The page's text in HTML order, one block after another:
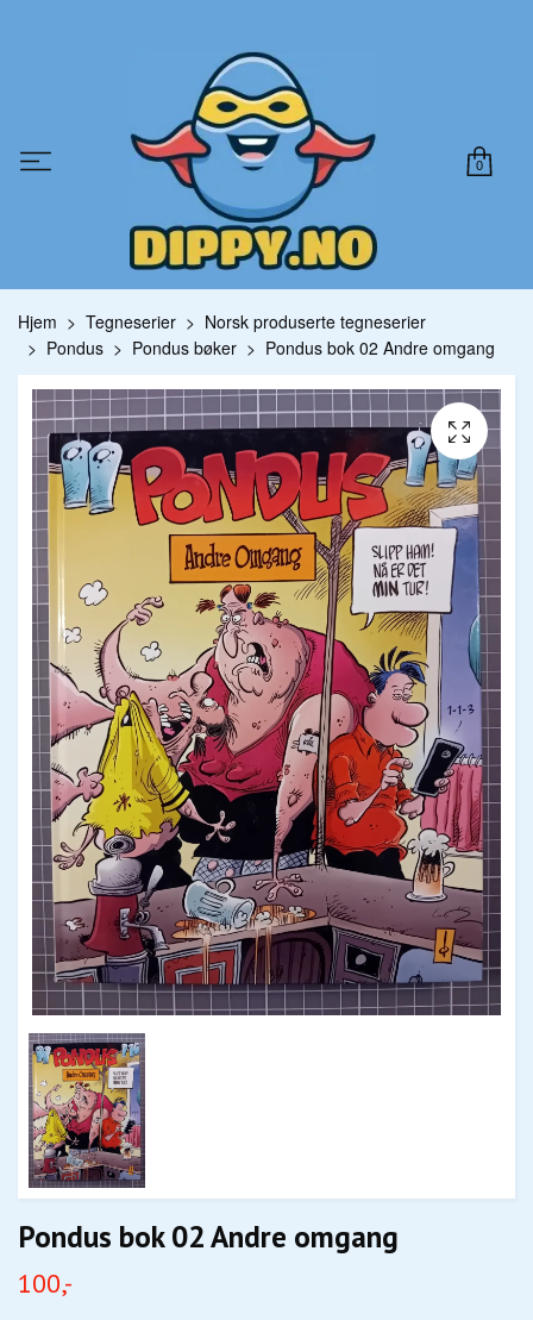
0
Hjem Tegneserier
Norsk produserte tegneserier
Pondus
Pondus bøker Pondus bok 02 Andre omgang
Pondus bok 02 Andre omgang
100,-